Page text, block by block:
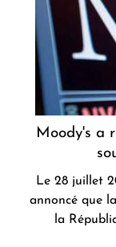
Moody's a
Le 28 juillet
annoncé que
la